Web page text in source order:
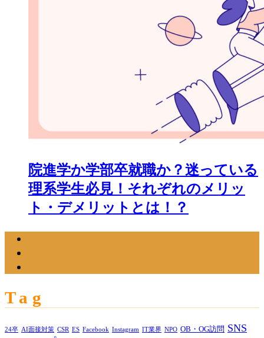
院進学か学部卒就職か？迷っている
理系学生必見！それぞれのメリッ
ト・デメリットとは！？
Tag
24卒 AI面接対策 CSR ES Facebook Instagram IT業界 NPO OB・OG訪問 SNS